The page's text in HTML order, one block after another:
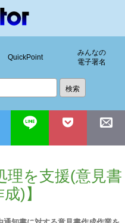
QuickPoint
みんなの
電子署名
理を支援(意見書
)】